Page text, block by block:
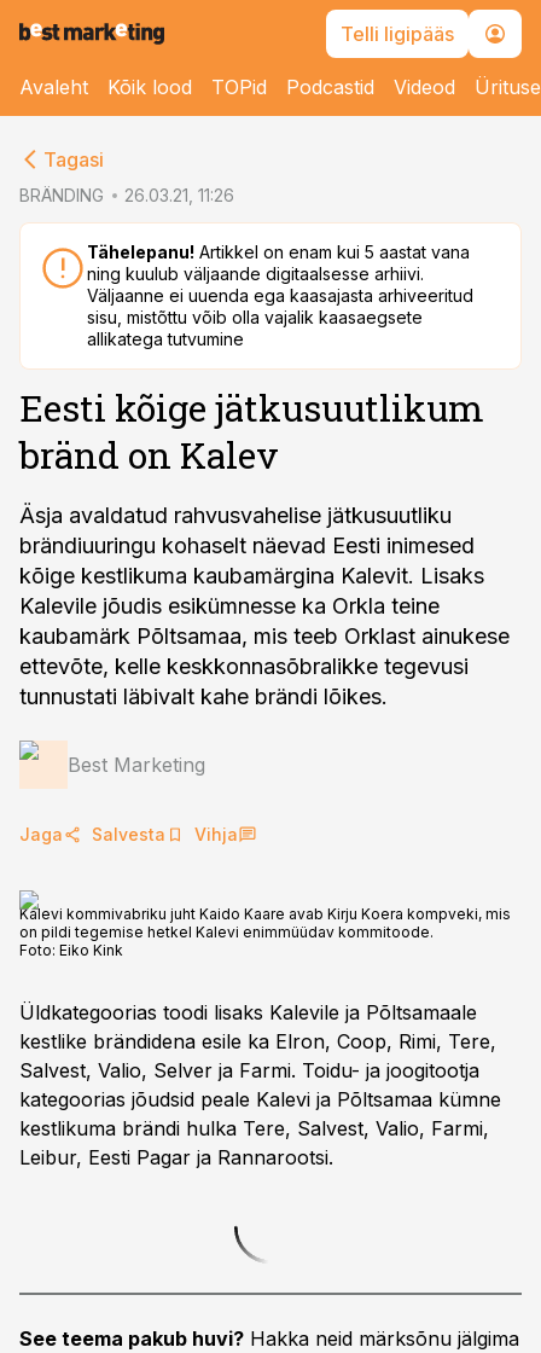
Telli ligipääs
Avaleht Kõik lood TOPid Podcastid Videod
Tagasi
BRÄNDING 26.03.21, 11:26
Tähelepanu! Artikkel on enam kui 5 aastat vana
ning kuulub väljaande digitaalsesse arhiivi.
Väljaanne ei uuenda ega kaasajasta arhiveeritud
sisu, mistõttu võib olla vajalik kaasaegsete
allikatega tutvumine
Eesti kõige jätkusuutlikum
bränd on Kalev
Äsja avaldatud rahvusvahelise jätkusuutliku
brändiuuringu kohaselt näevad Eesti inimesed
kõige kestlikuma kaubamärgina Kalevit. Lisaks
Kalevile jõudis esikümnesse ka Orkla teine
kaubamärk Põltsamaa, mis teeb Orklast ainukese
ettevõte, kelle keskkonnasõbralikke tegevusi
tunnustati läbivalt kahe brändi lõikes.
Best Marketing
Jaga Salvesta Vihja
Kalevi kommivabriku juht Kaido Kaare avab Kirju Koera kompveki, mis
on pildi tegemise hetkel Kalevi enimmüüdav kommitoode.
Foto: Eiko Kink
Üldkategoorias toodi lisaks Kalevile ja Põltsamaale
kestlike brändidena esile ka Elron, Coop, Rimi, Tere,
Salvest, Valio, Selver ja Farmi. Toidu- ja joogitootja
kategoorias jõudsid peale Kalevi ja Põltsamaa kümne
kestlikuma brändi hulka Tere, Salvest, Valio, Farmi,
Leibur, Eesti Pagar ja Rannarootsi.
See teema pakub huvi? Hakka neid märksõnu jälgima